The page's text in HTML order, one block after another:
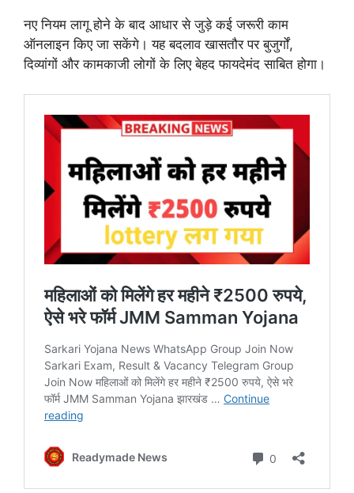
नए नियम लागू होने के बाद आधार से जुड़े कई जरूरी काम
ऑनलाइन किए जा सकेंगे। यह बदलाव खासतौर पर बुजुर्गों,
दिव्यांगों और कामकाजी लोगों के लिए बेहद फायदेमंद साबित होगा।